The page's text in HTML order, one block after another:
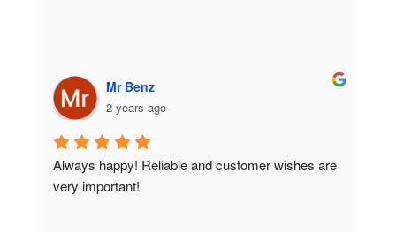
Mr Benz
2 years ago
Always happy! Reliable and customer wishes are
very important!